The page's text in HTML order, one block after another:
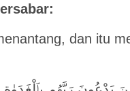
dan itu